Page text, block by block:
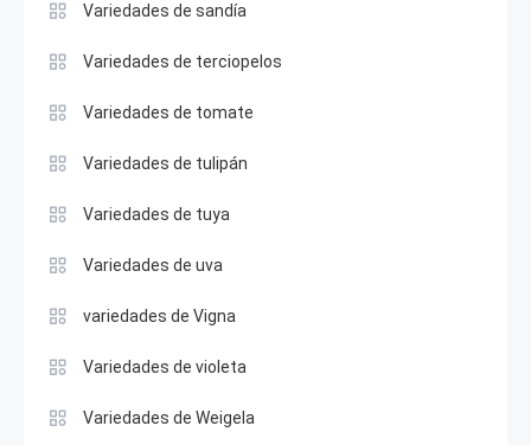
Variedades de sandía
Variedades de terciopelos
Variedades de tomate
Variedades de tulipán
Variedades de tuya
Variedades de uva
variedades de Vigna
Variedades de violeta
Variedades de Weigela